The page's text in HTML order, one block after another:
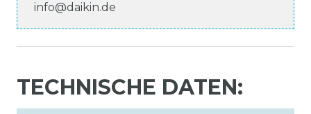
info@daikin.de
TECHNISCHE DATEN: